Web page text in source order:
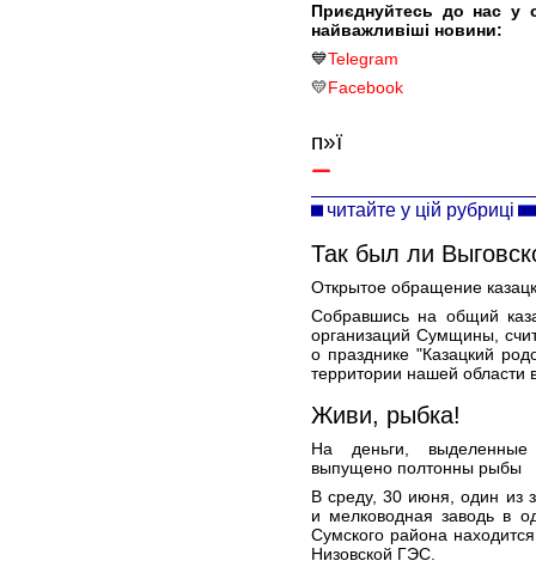
Приєднуйтесь до нас у
найважливіші новини:
💙Telegram
💛Facebook
п»ї
читайте у цій рубриці
Так был ли
Открытое обращение
Собравшись на общий
организаций Сумщины,
о празднике "Казацкий
территории нашей
Живи, рыбка!
На деньги,
выпущено полтонны рыбы
В среду, 30 июня, один из
и мелководная заводь в
Сумского района
Низовской ГЭС.